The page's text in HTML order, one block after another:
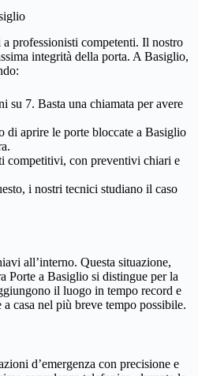
professionisti competenti. Il nostro
integrità della porta. A Basiglio,
7. Basta una chiamata per avere
di aprire le porte bloccate a Basiglio
competitivi, con preventivi chiari e
i nostri tecnici studiano il caso
all’interno. Questa situazione,
Porte a Basiglio si distingue per la
il luogo in tempo record e
casa nel più breve tempo possibile.
d’emergenza con precisione e